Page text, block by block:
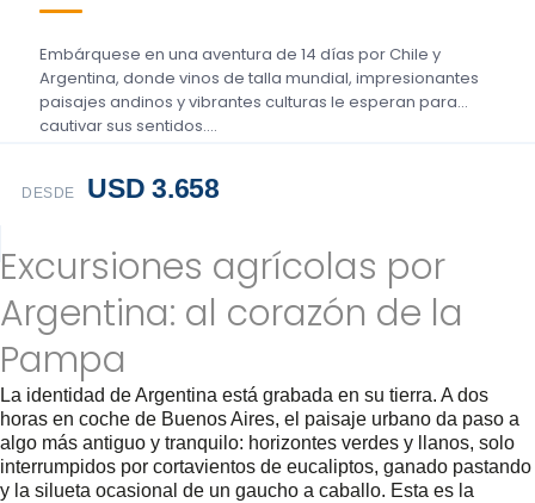
Embárquese en una aventura de 14 días por Chile y
Argentina, donde vinos de talla mundial, impresionantes
paisajes andinos y vibrantes culturas le esperan para
cautivar sus sentidos....
DESDE USD 3.658
Excursiones agrícolas por
Argentina: al corazón de la
Pampa
La identidad de Argentina está grabada en su tierra. A dos
horas en coche de Buenos Aires, el paisaje urbano da paso a
algo más antiguo y tranquilo: horizontes verdes y llanos, solo
interrumpidos por cortavientos de eucaliptos, ganado pastando
y la silueta ocasional de un gaucho a caballo. Esta es la